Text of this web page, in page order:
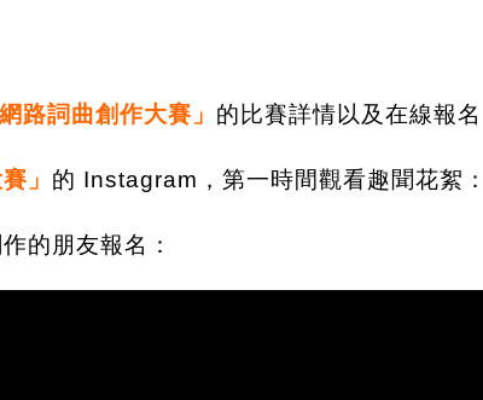
路詞曲創作大賽」 的比賽詳情以及在線報
」 的 Instagram，第一時間觀看趣聞花絮：
的朋友報名：